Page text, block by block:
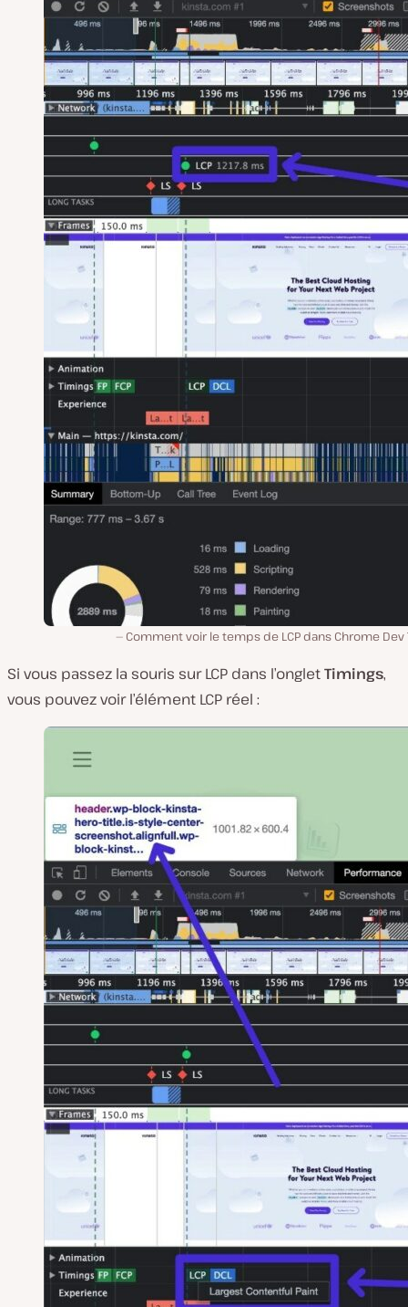
Comment voir le temps de LCP dans Chrome Dev
Si vous passez la souris sur LCP dans l’ongletTimings,
vous pouvez voir l’élément LCP réel :